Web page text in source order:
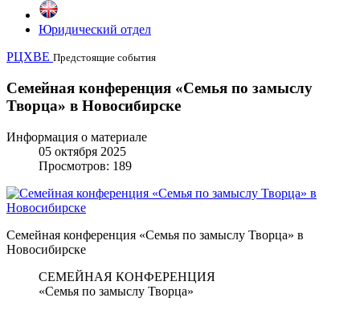
Юридический отдел
РЦХВЕ Предстоящие события
Семейная конференция «Семья по замыслу
Творца» в Новосибирске
Информация о материале
05 октября 2025
Просмотров: 189
Семейная конференция «Семья по замыслу Творца» в
Новосибирске
СЕМЕЙНАЯ КОНФЕРЕНЦИЯ
«Семья по замыслу Творца»